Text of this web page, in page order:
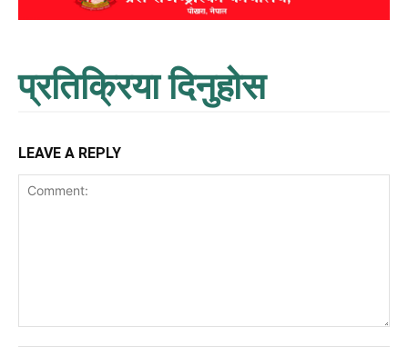
प्रतिक्रिया दिनुहोस
LEAVE A REPLY